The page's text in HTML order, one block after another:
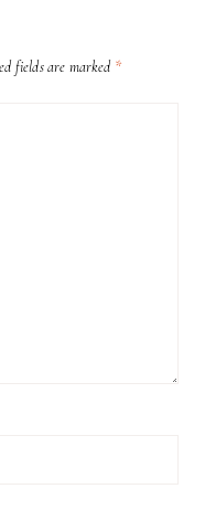
fields are marked *